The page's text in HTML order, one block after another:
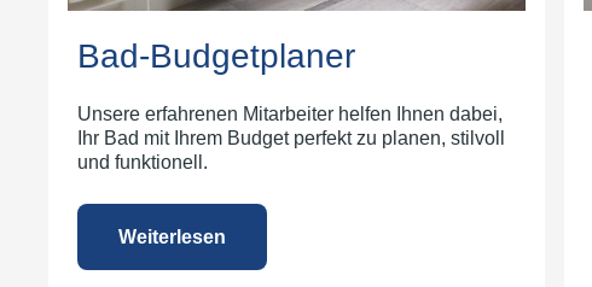
Bad-Budgetplaner
Unsere erfahrenen Mitarbeiter helfen Ihnen dabei,
Ihr Bad mit Ihrem Budget perfekt zu planen, stilvoll
und funktionell.
Weiterlesen